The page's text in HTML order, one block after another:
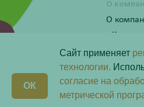
О
О
Контакты
Получите
8 (800) 201-
Сайт применяет
технологии.
согласие на
метрической
ОК